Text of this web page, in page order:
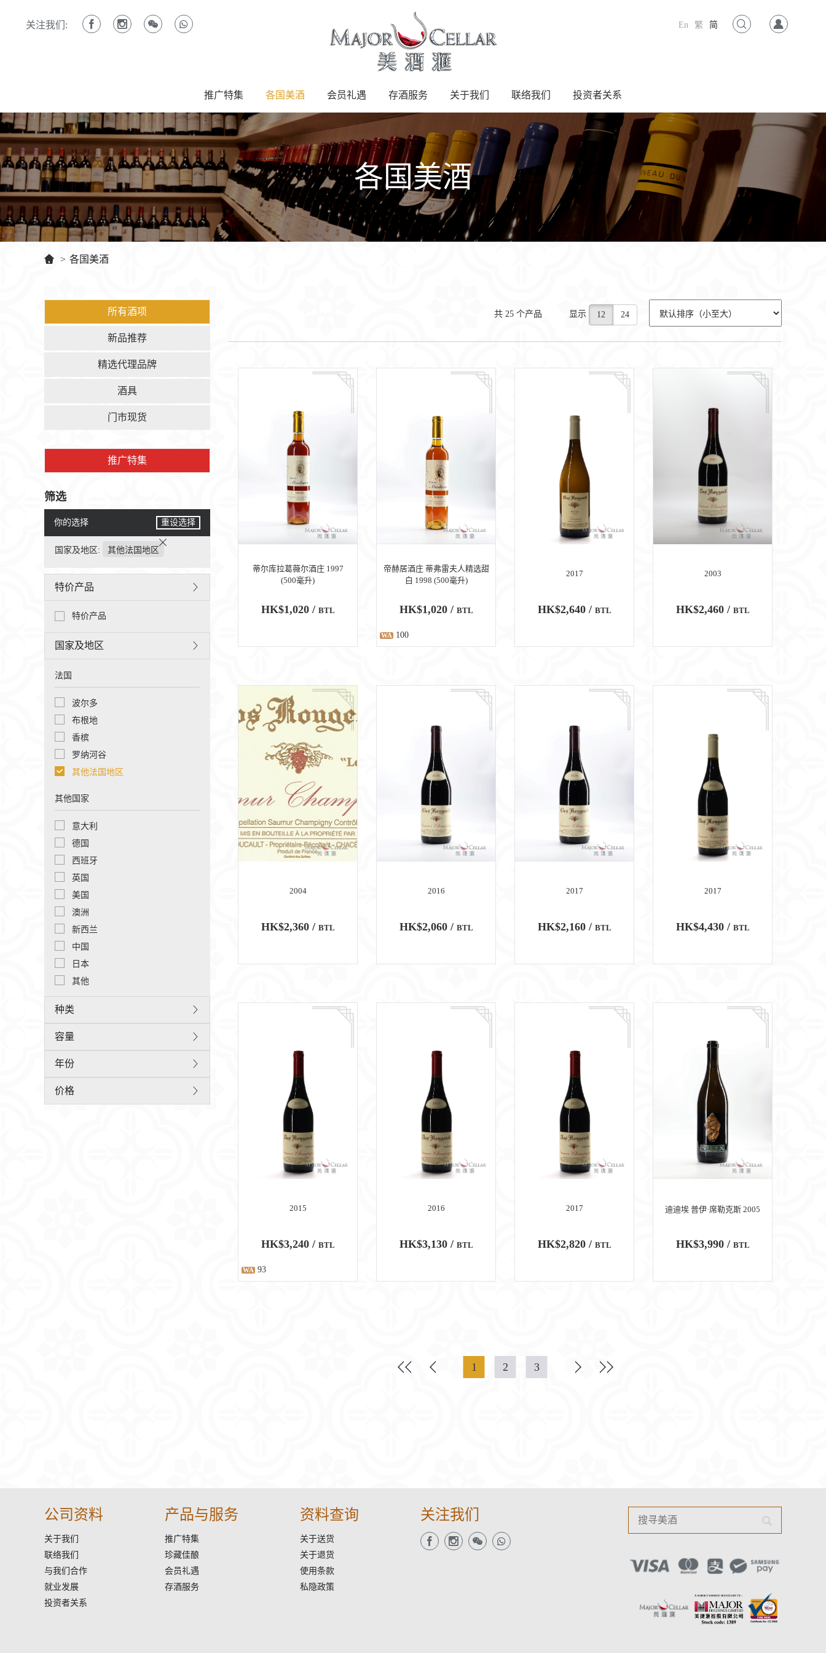
关注我们: En 繁 简
推广特集 各国美酒 会员礼遇 存酒服务 关于我们 联络我们 投资者关系
各国美酒
> 各国美酒
所有酒项
新品推荐
精选代理品牌
酒具
门市现货
推广特集
筛选
你的选择 重设选择
国家及地区: 其他法国地区
特价产品
特价产品
国家及地区
法国
波尔多
布根地
香槟
罗纳河谷
其他法国地区
其他国家
意大利
德国
西班牙
英国
美国
澳洲
新西兰
中国
日本
其他
种类
容量
年份
价格
共 25 个产品 显示 12 24
蒂尔库拉葛薇尔酒庄 1997
(500毫升)
HK$1,020 / BTL
帝赫居酒庄 蒂弗雷夫人精选甜
白 1998 (500毫升)
HK$1,020 / BTL
WA 100
2017
HK$2,640 / BTL
2003
HK$2,460 / BTL
2004
HK$2,360 / BTL
2016
HK$2,060 / BTL
2017
HK$2,160 / BTL
2017
HK$4,430 / BTL
2015
HK$3,240 / BTL
WA 93
2016
HK$3,130 / BTL
2017
HK$2,820 / BTL
迪迪埃 普伊·席勒克斯 2005
HK$3,990 / BTL
1 2 3
公司资料
关于我们
联络我们
与我们合作
就业发展
投资者关系
产品与服务
推广特集
珍藏佳酿
会员礼遇
存酒服务
资料查询
关于送货
关于退货
使用条款
私隐政策
关注我们